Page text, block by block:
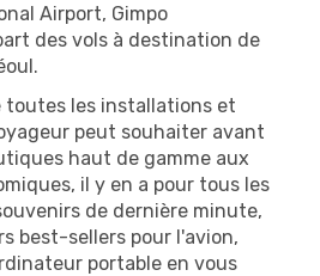
Airport, Gimpo
des vols à destination de
toutes les installations et
peut souhaiter avant
haut de gamme aux
il y en a pour tous les
de dernière minute,
best-sellers pour l'avion,
portable en vous